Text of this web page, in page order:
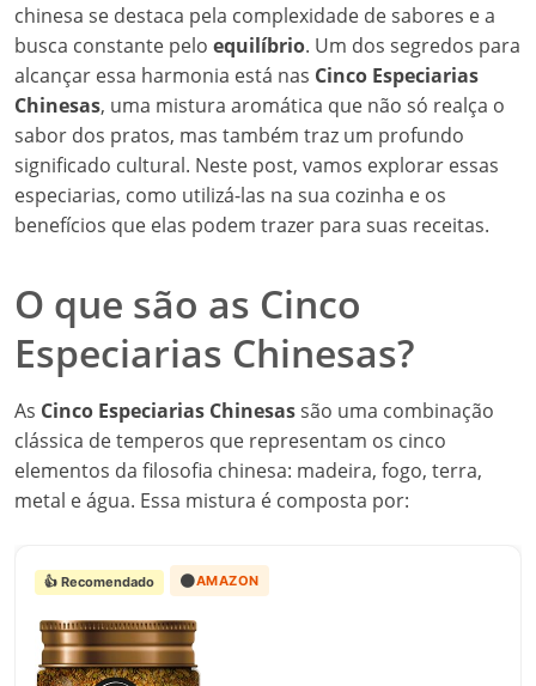
chinesa se destaca pela complexidade de sabores e a
busca constante pelo equilíbrio. Um dos segredos para
alcançar essa harmonia está nas Cinco Especiarias
Chinesas, uma mistura aromática que não só realça o
sabor dos pratos, mas também traz um profundo
significado cultural. Neste post, vamos explorar essas
especiarias, como utilizá-las na sua cozinha e os
benefícios que elas podem trazer para suas receitas.
O que são as Cinco
Especiarias Chinesas?
As Cinco Especiarias Chinesassão uma combinação
clássica de temperos que representam os cinco
elementos da filosofia chinesa: madeira, fogo, terra,
metal e água. Essa mistura é composta por:
👍 Recomendado 🟠AMAZON
Heinz Tempero Para Batata Frita